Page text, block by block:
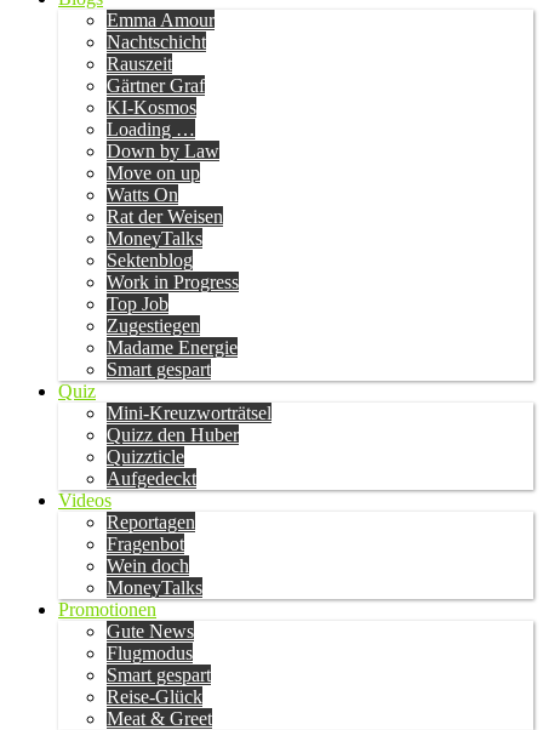
Emma Amour
Nachtschicht
Rauszeit
Gärtner Graf
KI-Kosmos
Loading …
Down by Law
Move on up
Watts On
Rat der Weisen
MoneyTalks
Sektenblog
Work in Progress
Top Job
Zugestiegen
Madame Energie
Smart gespart
Quiz
Mini-Kreuzworträtsel
Quizz den Huber
Quizzticle
Aufgedeckt
Videos
Reportagen
Fragenbot
Wein doch
MoneyTalks
Promotionen
Gute News
Flugmodus
Smart gespart
Reise-Glück
Meat & Greet